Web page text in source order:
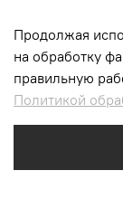
ИП Хачатрян
ОГРНИП:
ИНН:
email:
Продолжая
на обработку
правильную
Политикой